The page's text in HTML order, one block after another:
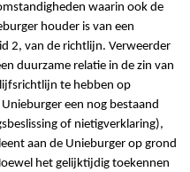
waarin ook de
houder is van een
2, van de richtlijn. Verweerder
duurzame relatie in de zin van
te hebben op
een nog bestaand
of nietigverklaring),
aan de Unieburger op grond
het gelijktijdig toekennen